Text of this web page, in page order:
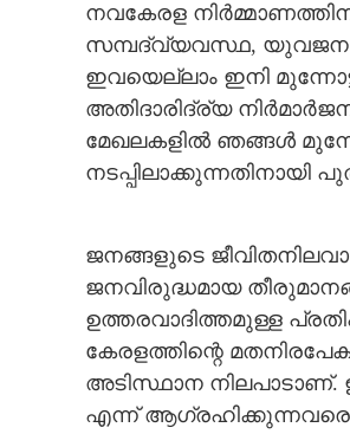
നവകേരള
സമ്പദ്‌വ്യവസ്ഥ, യുവജന
ഇവയെല്ലാം ഇനി
അതിദാരിദ്ര്യ
മേഖലകളിൽ ഞങ്ങൾ
നടപ്പിലാക്കുന്നതിനായി
ജനങ്ങളുടെ
ജനവിരുദ്ധമായ
ഉത്തരവാദിത്തമുള്ള
കേരളത്തിന്റെ
അടിസ്ഥാന
എന്ന് ആഗ്രഹിക്കുന്നവരെ